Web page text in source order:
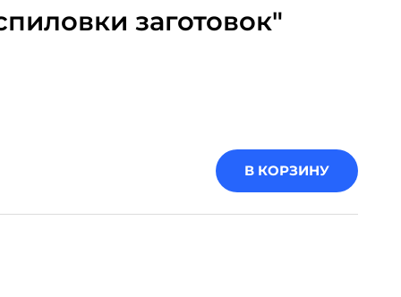
заготовок"
В КОРЗИНУ